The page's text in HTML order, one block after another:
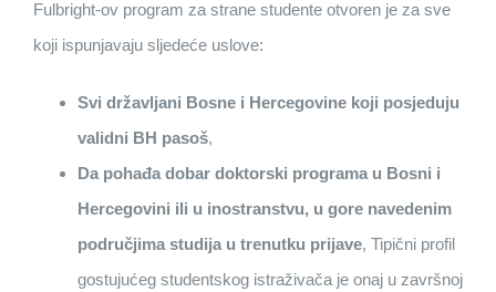
Fulbright-ov program za strane studente otvoren je za sve
koji ispunjavaju sljedeće uslove:
Svi državljani Bosne i Hercegovine koji posjeduju
validni BH pasoš,
Da pohađa dobar doktorski programa u Bosni i
Hercegovini ili u inostranstvu, u gore navedenim
područjima studija u trenutku prijave, Tipični profil
gostujućeg studentskog istraživača je onaj u završnoj